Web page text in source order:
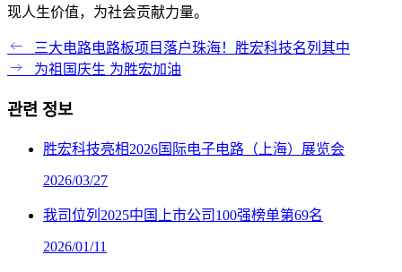
现人生价值，为社会贡献力量。
三大电路电路板项目落户珠海！胜宏科技名列其中
为祖国庆生 为胜宏加油
관련 정보
胜宏科技亮相2026国际电子电路（上海）展览会
2026/03/27
我司位列2025中国上市公司100强榜单第69名
2026/01/11